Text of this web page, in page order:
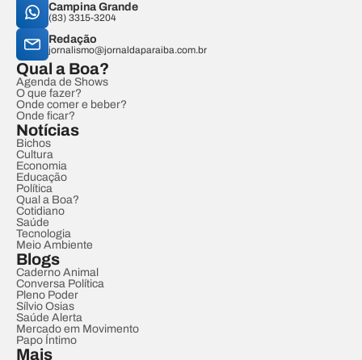
Campina Grande
(83) 3315-3204
Redação
jornalismo@jornaldaparaiba.com.br
Qual a Boa?
Agenda de Shows
O que fazer?
Onde comer e beber?
Onde ficar?
Notícias
Bichos
Cultura
Economia
Educação
Política
Qual a Boa?
Cotidiano
Saúde
Tecnologia
Meio Ambiente
Blogs
Caderno Animal
Conversa Política
Pleno Poder
Sílvio Osias
Saúde Alerta
Mercado em Movimento
Papo Íntimo
Mais